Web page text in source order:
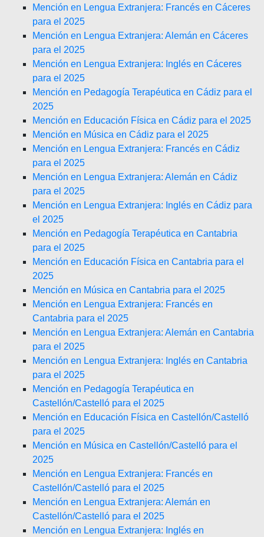
Mención en Lengua Extranjera: Francés en Cáceres
para el 2025
Mención en Lengua Extranjera: Alemán en Cáceres
para el 2025
Mención en Lengua Extranjera: Inglés en Cáceres
para el 2025
Mención en Pedagogía Terapéutica en Cádiz para el
2025
Mención en Educación Física en Cádiz para el 2025
Mención en Música en Cádiz para el 2025
Mención en Lengua Extranjera: Francés en Cádiz
para el 2025
Mención en Lengua Extranjera: Alemán en Cádiz
para el 2025
Mención en Lengua Extranjera: Inglés en Cádiz para
el 2025
Mención en Pedagogía Terapéutica en Cantabria
para el 2025
Mención en Educación Física en Cantabria para el
2025
Mención en Música en Cantabria para el 2025
Mención en Lengua Extranjera: Francés en
Cantabria para el 2025
Mención en Lengua Extranjera: Alemán en Cantabria
para el 2025
Mención en Lengua Extranjera: Inglés en Cantabria
para el 2025
Mención en Pedagogía Terapéutica en
Castellón/Castelló para el 2025
Mención en Educación Física en Castellón/Castelló
para el 2025
Mención en Música en Castellón/Castelló para el
2025
Mención en Lengua Extranjera: Francés en
Castellón/Castelló para el 2025
Mención en Lengua Extranjera: Alemán en
Castellón/Castelló para el 2025
Mención en Lengua Extranjera: Inglés en